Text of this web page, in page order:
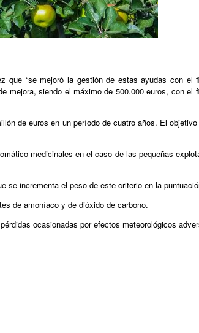
“se mejoró la gestión de estas ayudas con
siendo el máximo de 500.000 euros, con
de euros en un período de cuatro años. El
medicinales en el caso de las pequeñas
incrementa el peso de este criterio en la
de amoníaco y de dióxido de carbono.
ocasionadas por efectos meteorológicos